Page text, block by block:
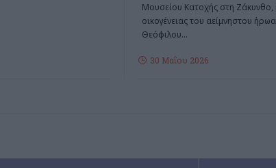
Μουσείου Κατοχής στη Ζάκυνθο,
οικογένειας του αείμνηστου
Θεόφιλου…
30 Μαΐου 2026